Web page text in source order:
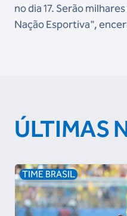
no dia 17. Serão
Nação Esportiva",
ÚLTIMAS
TIME BRASIL